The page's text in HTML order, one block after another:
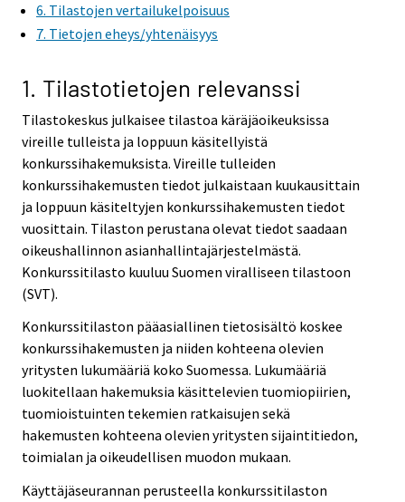
6. Tilastojen vertailukelpoisuus
7. Tietojen eheys/yhtenäisyys
1. Tilastotietojen relevanssi
Tilastokeskus julkaisee tilastoa käräjäoikeuksissa
vireille tulleista ja loppuun käsitellyistä
konkurssihakemuksista. Vireille tulleiden
konkurssihakemusten tiedot julkaistaan kuukausittain
ja loppuun käsiteltyjen konkurssihakemusten tiedot
vuosittain. Tilaston perustana olevat tiedot saadaan
oikeushallinnon asianhallintajärjestelmästä.
Konkurssitilasto kuuluu Suomen viralliseen tilastoon
(SVT).
Konkurssitilaston pääasiallinen tietosisältö koskee
konkurssihakemusten ja niiden kohteena olevien
yritysten lukumääriä koko Suomessa. Lukumääriä
luokitellaan hakemuksia käsittelevien tuomiopiirien,
tuomioistuinten tekemien ratkaisujen sekä
hakemusten kohteena olevien yritysten sijaintitiedon,
toimialan ja oikeudellisen muodon mukaan.
Käyttäjäseurannan perusteella konkurssitilaston